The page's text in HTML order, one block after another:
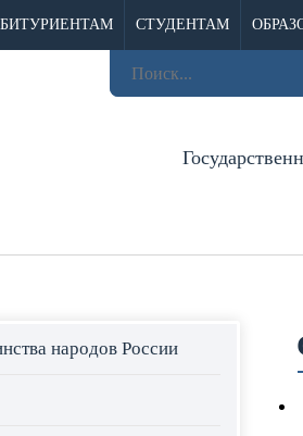
СТУДЕНТАМ
народов России